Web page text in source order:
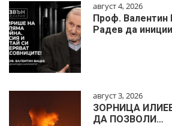
август 4, 2026
Проф. Валентин
Радев да
август 3, 2026
ЗОРНИЦА
ДА ПОЗВОЛИ…